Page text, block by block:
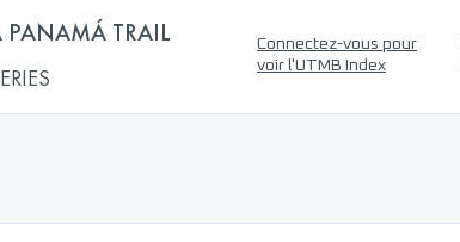
PANAMÁ TRAIL
Connectez-vous pour
voir l'UTMB Index